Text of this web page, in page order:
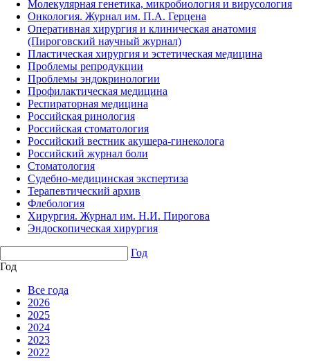
Молекулярная генетика, микробиология и вирусология
Онкология. Журнал им. П.А. Герцена
Оперативная хирургия и клиническая анатомия
(Пироговский научный журнал)
Пластическая хирургия и эстетическая медицина
Проблемы репродукции
Проблемы эндокринологии
Профилактическая медицина
Респираторная медицина
Российская ринология
Российская стоматология
Российский вестник акушера-гинеколога
Российский журнал боли
Стоматология
Судебно-медицинская экспертиза
Терапевтический архив
Флебология
Хирургия. Журнал им. Н.И. Пирогова
Эндоскопическая хирургия
Год
Год
Все года
2026
2025
2024
2023
2022